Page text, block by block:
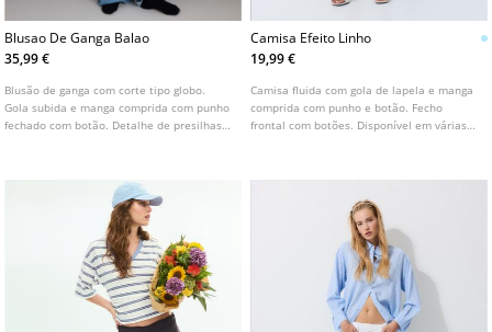
Blusao De Ganga Balao
35,99 €
Blusão de ganga com corte tipo globo.
Gola subida e manga comprida com punho
fechado com botão. Detalhe de presilhas
Camisa Efeito Linho
19,99 €
Camisa fluida com gola de lapela e manga
comprida com punho e botão. Fecho
frontal com botões. Disponível em várias